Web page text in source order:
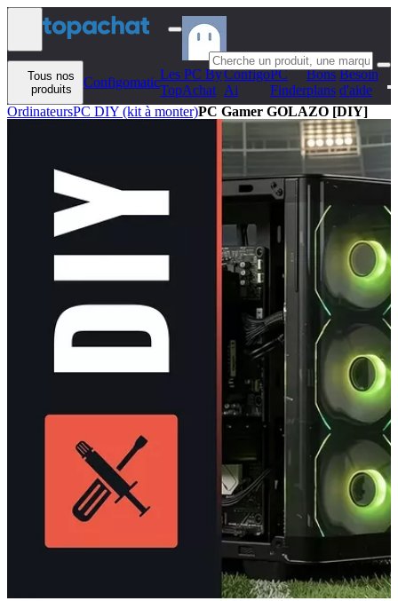
Aller au contenu
Tous nos
produits
Configomatic
Les PC By
TopAchat
Configo
Ai
PC
Finder
Bons
plans
Besoin
d'aide
OrdinateursPC DIY (kit à monter)PC Gamer GOLAZO [DIY]